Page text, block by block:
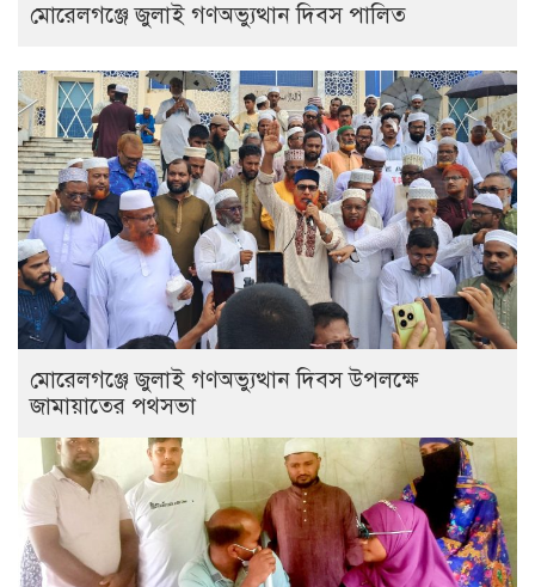
মোরেলগঞ্জে জুলাই গণঅভ্যুত্থান দিবস পালিত
মোরেলগঞ্জে জুলাই গণঅভ্যুত্থান দিবস উপলক্ষে
জামায়াতের পথসভা